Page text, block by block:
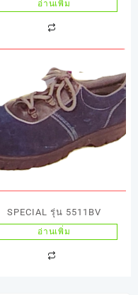
อ่านเพิ่ม
SPECIAL รุ่น 5511BV
อ่านเพิ่ม